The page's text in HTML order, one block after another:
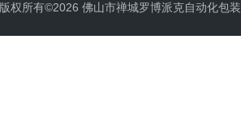
版权所有©2026 佛山市禅城罗博派克自动化